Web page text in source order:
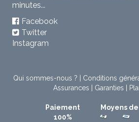
minutes...
Facebook
Twitter
Instagram
Qui sommes-nous ? Conditions
Assurances
Garanties
Paiement
100%
Moyens